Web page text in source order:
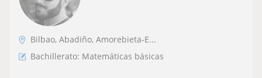
Bilbao, Abadiño, Amorebieta-E...
Bachillerato: Matemáticas básicas